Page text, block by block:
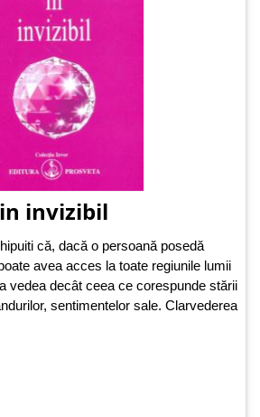
invizibil
că, dacă o persoană posedă
avea acces la toate regiunile lumii
vedea decât ceea ce corespunde stării
sentimentelor sale. Clarvederea